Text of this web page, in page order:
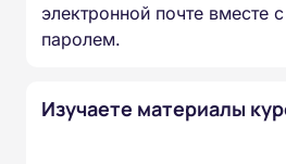
электронной почте вместе
паролем.
Изучаете материалы